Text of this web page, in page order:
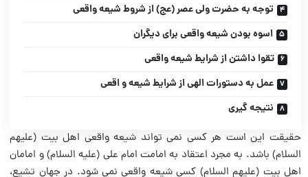
توجه به حضرت ولی عصر (عج) از شروط شیعه واقعی
اسوه بودن شیعه واقعی برای دیگران
تقوا داشتن از شرایط شیعه واقعی
عمل به دستورات الهی از شرایط شیعه و اقعی
نتیجه گیری
حقیقت این است هر کسی نمی تواند شیعه واقعی اهل بیت (علیهم
السلام) باشد. به مجرد اعتقاد به امامت امام علی (علیه السلام) و امامان
اهل بیت (علیهم السلام) کسی شیعه واقعی نمی شود. در جهان تشیع،